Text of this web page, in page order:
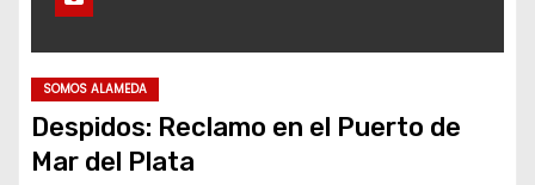
SOMOS ALAMEDA
Despidos: Reclamo en el Puerto de
Mar del Plata